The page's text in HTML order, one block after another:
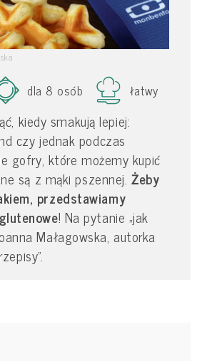
dla 8 osób łatwy
kiedy smakują lepiej:
czy jednak podczas
gofry, które możemy kupić
są z mąki pszennej.Żeby
przedstawiamy
! Na pytanie „jak
Małagowska, autorka